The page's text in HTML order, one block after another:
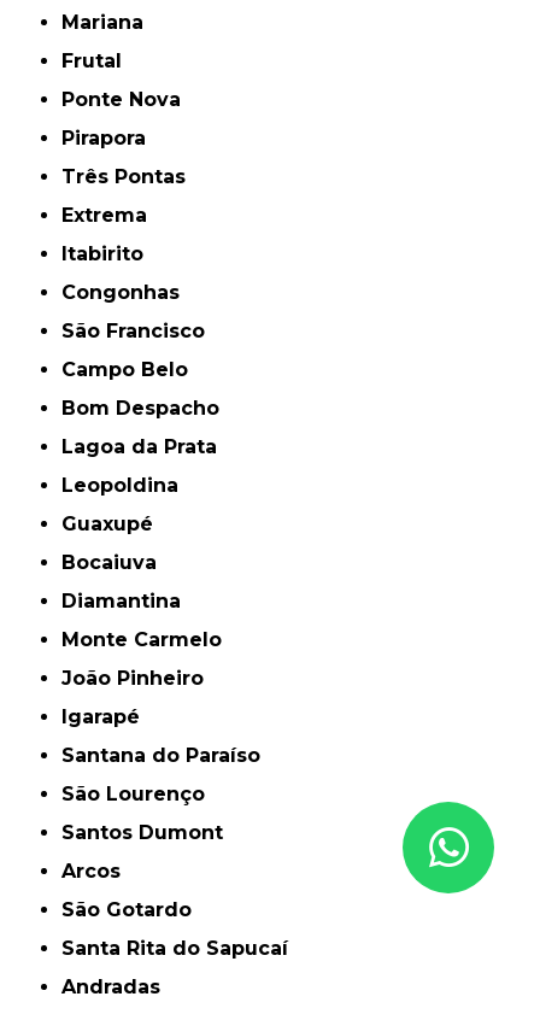
Mariana
Frutal
Ponte Nova
Pirapora
Três Pontas
Extrema
Itabirito
Congonhas
São Francisco
Campo Belo
Bom Despacho
Lagoa da Prata
Leopoldina
Guaxupé
Bocaiuva
Diamantina
Monte Carmelo
João Pinheiro
Igarapé
Santana do Paraíso
São Lourenço
Santos Dumont
Arcos
São Gotardo
Santa Rita do Sapucaí
Andradas